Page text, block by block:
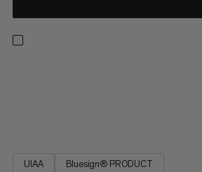
UIAA Bluesign® PRODUCT